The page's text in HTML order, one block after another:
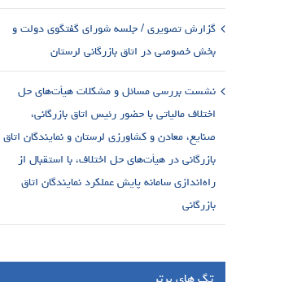
گزارش تصویری / جلسه شورای گفتگوی دولت و
بخش خصوصی در اتاق بازرگانی لرستان
نشست بررسی مسائل و مشکلات هیأت‌های حل
اختلاف مالیاتی با حضور رئیس اتاق بازرگانی،
صنایع، معادن و کشاورزی لرستان و نمایندگان اتاق
بازرگانی در هیأت‌های حل اختلاف، با استقبال از
راه‌اندازی سامانه پایش عملکرد نمایندگان اتاق
بازرگانی